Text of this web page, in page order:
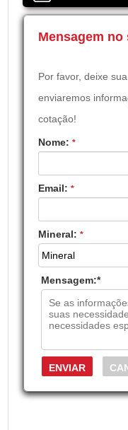
Mensagem no
Por favor, deixe
enviaremos
cotação!
Nome:*
Email:*
Mineral:*
Mensagem:*